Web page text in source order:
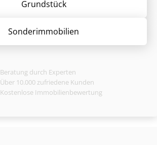
Grund­stück
Sonder­immobilien
Beratung durch Experten
Über 10.000 zufriedene Kunden
Kostenlose Immobilienbewertung